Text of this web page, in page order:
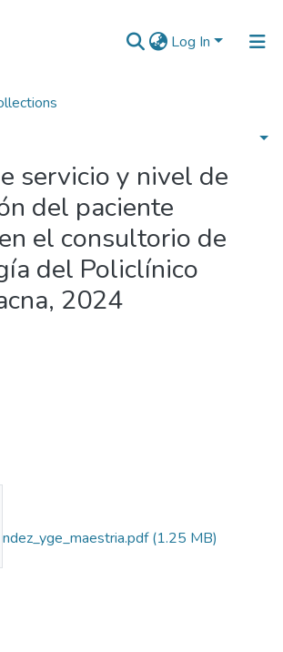
Log In
Tesis de Maestría
servicio y nivel de
del paciente
el consultorio de
del Policlínico
2024
(1.25 MB)